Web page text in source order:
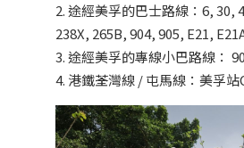
2. 途經美孚的巴士路線：6, 30,
238X, 265B, 904, 905, E21,
3. 途經美孚的專線小巴路線：
4. 港鐵荃灣線 / 屯馬線：美孚站